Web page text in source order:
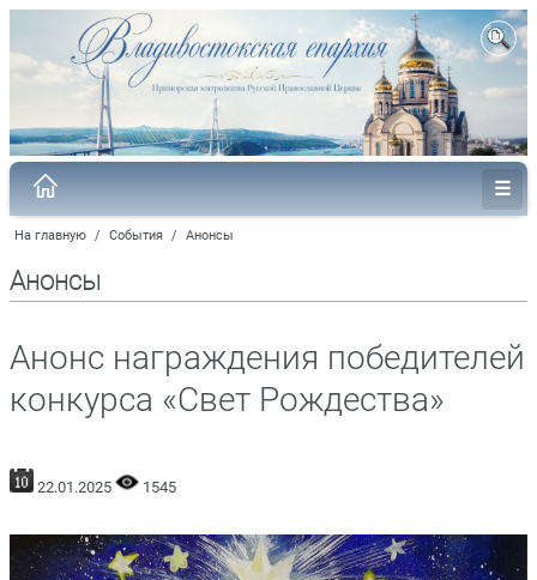
На главную / События / Анонсы
Анонсы
Анонс награждения победителей
конкурса «Свет Рождества»
22.01.2025 1545